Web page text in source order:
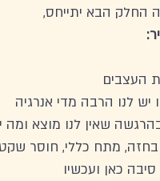
החלק הבא יתייחס,
העצבים
לנו הרבה מדי אנרגיה
שאין לנו מוצא
בחזה, מתח כללי, חוסר
כאן ועכשיו